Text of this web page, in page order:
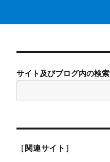
サイト及びブログ内の検索
［関連サイト］